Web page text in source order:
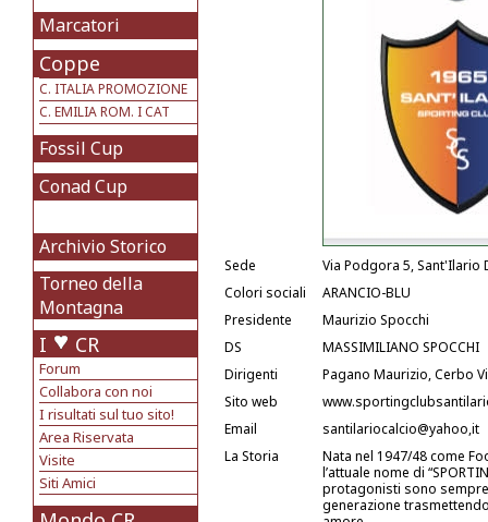
Marcatori
Coppe
C. ITALIA PROMOZIONE
C. EMILIA ROM. I CAT
Fossil Cup
Conad Cup
Archivio Storico
Torneo della
Montagna
I CR
Forum
Collabora con noi
I risultati sul tuo sito!
Area Riservata
Visite
Siti Amici
Sede
Via Podgora 5, Sant'Ilario
Colori sociali
ARANCIO-BLU
Presidente
Maurizio Spocchi
DS
MASSIMILIANO SPOCCHI
Dirigenti
Pagano Maurizio, Cerbo
Sito web
Email
santilariocalcio@yahoo,it
La Storia
Nata nel 1947/48 come
l’attuale nome di
protagonisti sono
generazione